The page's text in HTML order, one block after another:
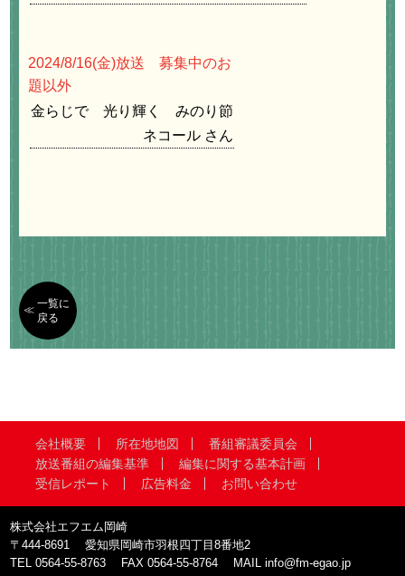
2024/8/16(金)放送 募集中のお
題以外
金らじで 光り輝く みのり節
ネコール
一覧に
戻る
会社概要 所在地地図
番組審議委員会
放送番組の編集基準
編集に関する基本計画
受信レポート
広告料金 お問い合わせ
株式会社エフエム岡崎
〒444-8691
愛知県岡崎市羽根四丁目8番地2
TEL0564-55-8763 FAX 0564-55-8764 MAIL info@fm-egao.jp